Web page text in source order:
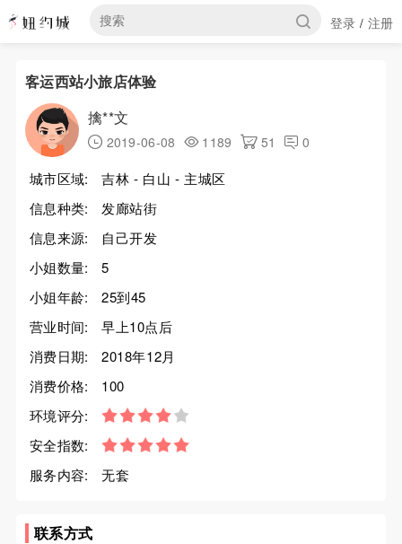
登录 / 注册
客运西站小旅店体验
擒**文
2019-06-08 1189 51 0
城市区域:
吉林 - 白山 - 主城区
信息种类:
发廊站街
信息来源:
自己开发
小姐数量:
5
小姐年龄:
25到45
营业时间:
早上10点后
消费日期:
2018年12月
消费价格:
100
环境评分:
安全指数:
服务内容:
无套
联系方式